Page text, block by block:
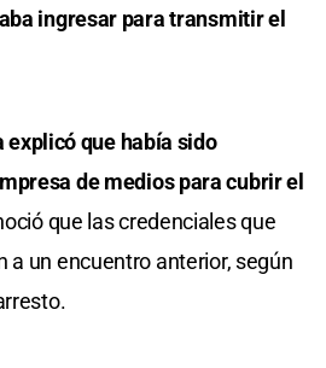
ingresar para transmitir el
explicó que había sido
de medios para cubrir el
que las credenciales que
a un encuentro anterior, según